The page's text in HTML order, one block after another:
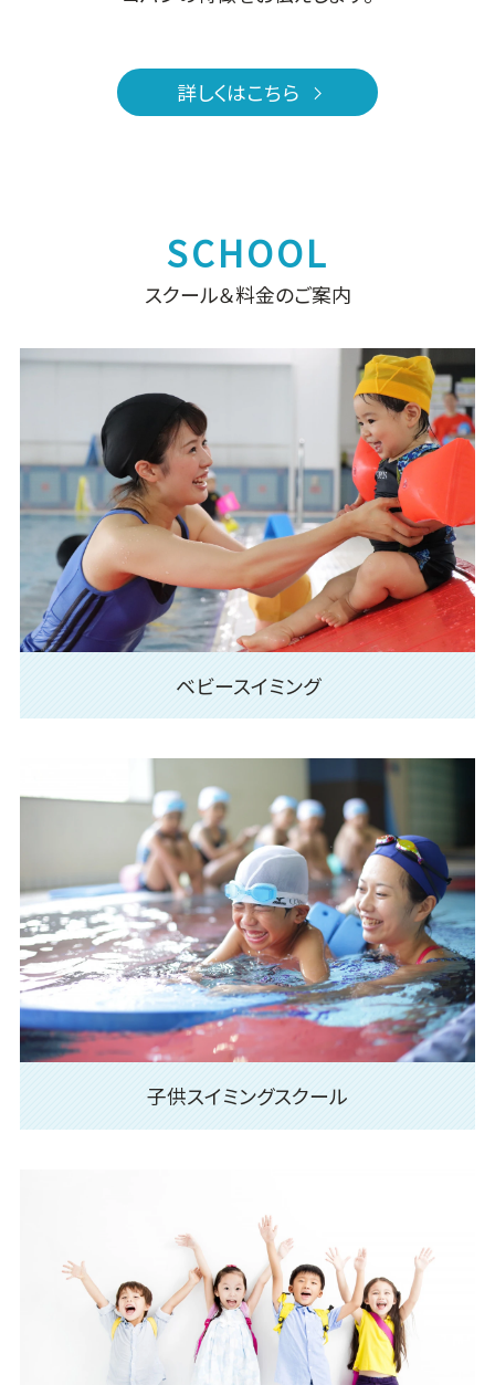
詳しくはこちら
スクール＆料金のご案内
ベビースイミング
子供スイミングスクール